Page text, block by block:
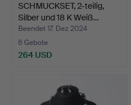
SCHMUCKSET, 2-teilig,
Silber und 18 K Weiß…
Beendet 17. Dez 2024
6 Gebote
264 USD